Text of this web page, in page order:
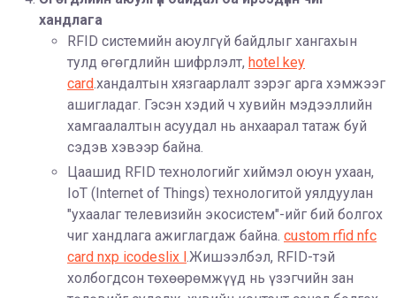
хандлага
RFID системийн аюулгүй байдлыг хангахын
тулд өгөгдлийн шифрлэлт, hotel key
card.хандалтын хязгаарлалт зэрэг арга хэмжээг
ашигладаг. Гэсэн хэдий ч хувийн мэдээллийн
хамгаалалтын асуудал нь анхаарал татаж буй
сэдэв хэвээр байна.
Цаашид RFID технологийг хиймэл оюун ухаан,
IoT (Internet of Things) технологитой уялдуулан
"ухаалаг телевизийн экосистем"-ийг бий болгох
чиг хандлага ажиглагдаж байна. custom rfid nfc
card nxp icodeslix l.Жишээлбэл, RFID-тэй
холбогдсон төхөөрөмжүүд нь үзэгчийн зан